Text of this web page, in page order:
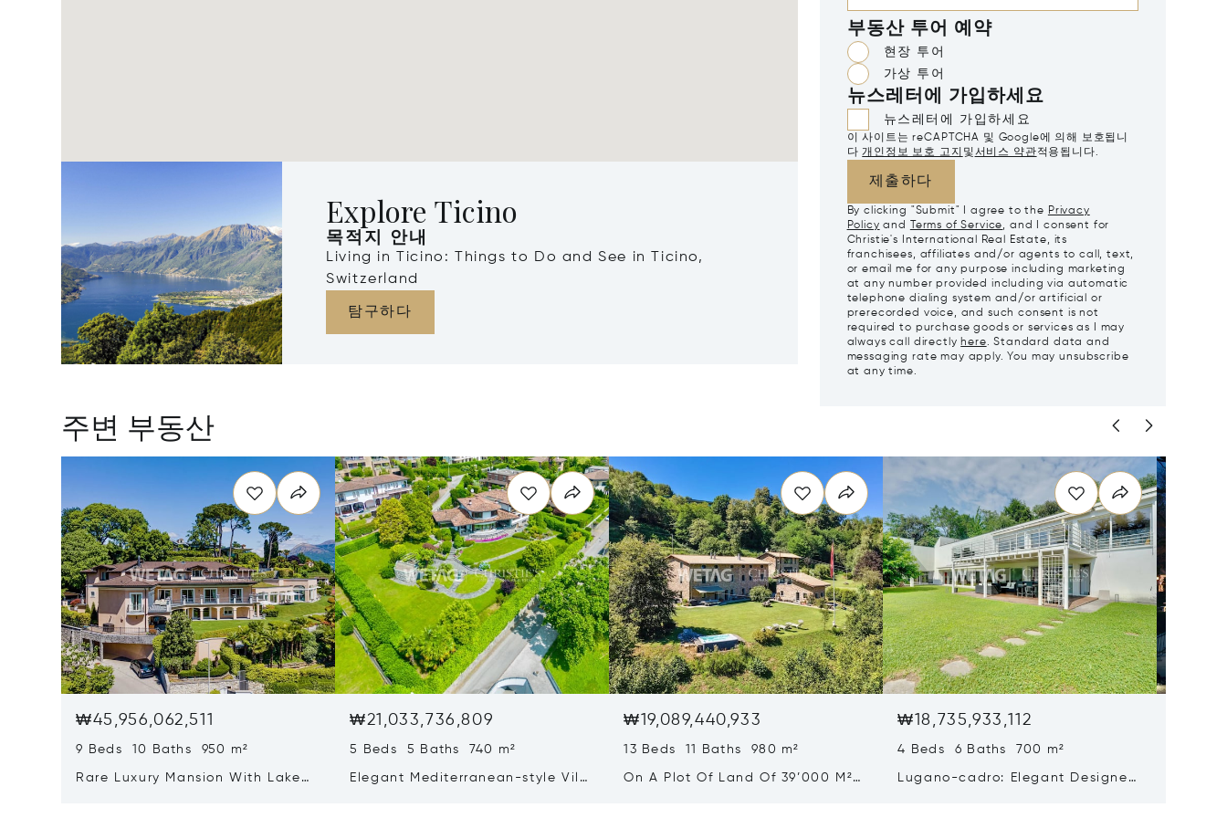
Explore Ticino
목적지 안내
Living in Ticino: Things to Do and See in Ticino,
Switzerland
탐구하다
부동산 투어 예약
현장 투어
가상 투어
뉴스레터에 가입하세요
뉴스레터에 가입하세요
이 사이트는 reCAPTCHA 및 Google에 의해 보호됩니
다 개인정보 보호 고지 및서비스 약관적용됩니다.
제출하다
By clicking "Submit" I agree to the Privacy
Policy and Terms of Service, and I consent for
Christie's International Real Estate, its
franchisees, affiliates and/or agents to call, text,
or email me for any purpose including marketing
at any number provided including via automatic
telephone dialing system and/or artificial or
prerecorded voice, and such consent is not
required to purchase goods or services as I may
always call directly here. Standard data and
messaging rate may apply. You may unsubscribe
at any time.
주변 부동산
₩45,956,062,511
9 Beds 10 Baths 950 m²
Rare Luxury Mansion With Lake
₩21,033,736,809
5 Beds 5 Baths 740 m²
Elegant Mediterranean-style Villa
₩19,089,440,933
13 Beds 11 Baths 980 m²
On A Plot Of Land Of 39’000 M²
₩18,735,933,112
4 Beds 6 Baths 700 m²
Lugano-cadro: Elegant Designer